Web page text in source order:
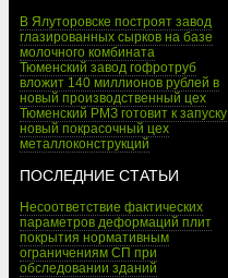
В Ялуторовске построят завод
глазированных сырков на базе
молочного комбината
Тюменский завод гофротруб
вложит 140 миллионов рублей в
новый производственный цех
Тюменский РМЗ готовит к запуску
новый покрасочный цех
металлоконструкций
ПОСЛЕДНИЕ СТАТЬИ
Несоответствие фактических
параметров деформаций плит
покрытия нормативным
ограничениям СП при
обследовании зданий